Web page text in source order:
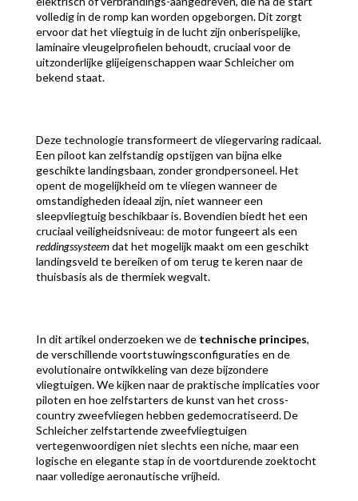
volledig in de romp kan worden opgeborgen. Dit zorgt
ervoor dat het vliegtuig in de lucht zijn onberispelijke,
laminaire vleugelprofielen behoudt, cruciaal voor de
uitzonderlijke glijeigenschappen waar Schleicher om
bekend staat.
Deze technologie transformeert de vliegervaring radicaal.
Een piloot kan zelfstandig opstijgen van bijna elke
geschikte landingsbaan, zonder grondpersoneel. Het
opent de mogelijkheid om te vliegen wanneer de
omstandigheden ideaal zijn, niet wanneer een
sleepvliegtuig beschikbaar is. Bovendien biedt het een
cruciaal veiligheidsniveau: de motor fungeert als een
reddingssysteemdat het mogelijk maakt om een geschikt
landingsveld te bereiken of om terug te keren naar de
thuisbasis als de thermiek wegvalt.
In dit artikel onderzoeken we de technische principes,
de verschillende voortstuwingsconfiguraties en de
evolutionaire ontwikkeling van deze bijzondere
vliegtuigen. We kijken naar de praktische implicaties voor
piloten en hoe zelfstarters de kunst van het cross-
country zweefvliegen hebben gedemocratiseerd. De
Schleicher zelfstartende zweefvliegtuigen
vertegenwoordigen niet slechts een niche, maar een
logische en elegante stap in de voortdurende zoektocht
naar volledige aeronautische vrijheid.